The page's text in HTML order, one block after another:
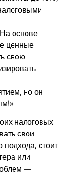
На основе
ценные
свою
но он
налоговых
свои
стоит
или
—